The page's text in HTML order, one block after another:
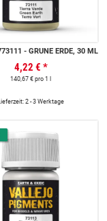
VALLEJO 773111 - GRÜNE ERDE, 30 ML
4,22 € *
140,67 € pro 1 l
Lieferzeit: 2 - 3 Werktage